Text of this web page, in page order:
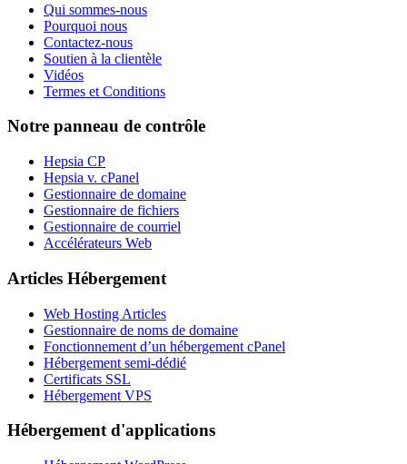
Qui sommes-nous
Pourquoi nous
Contactez-nous
Soutien à la clientèle
Vidéos
Termes et Conditions
Notre panneau de contrôle
Hepsia CP
Hepsia v. cPanel
Gestionnaire de domaine
Gestionnaire de fichiers
Gestionnaire de courriel
Accélérateurs Web
Articles Hébergement
Web Hosting Articles
Gestionnaire de noms de domaine
Fonctionnement d’un hébergement cPanel
Hébergement semi-dédié
Certificats SSL
Hébergement VPS
Hébergement d'applications